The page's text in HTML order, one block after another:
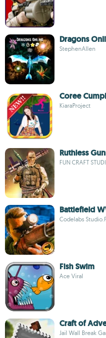
Dragons
StephenAllen
Coree
KiaraProject
Ruthless
FUN CRAFT
Battlefield
Codelabs
Fish Swim
Ace Viral
Craft of
Jail Wall Break